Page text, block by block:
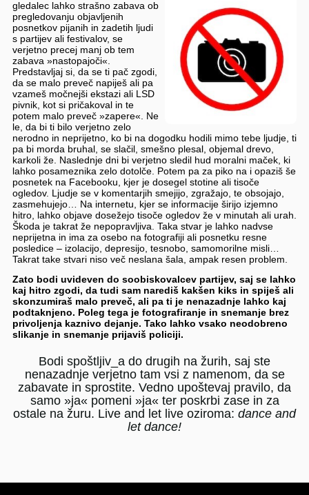
gledalec lahko strašno zabava ob
pregledovanju objavljenih
posnetkov pijanih in zadetih ljudi
s partijev ali festivalov, se
verjetno precej manj ob tem
zabava »nastopajoči«.
Predstavljaj si, da se ti pač zgodi,
da se malo preveč napiješ ali pa
vzameš močnejši ekstazi ali LSD
pivnik, kot si pričakoval in te
potem malo preveč »zapere«. Ne
le, da bi ti bilo verjetno zelo
nerodno in neprijetno, ko bi na dogodku hodili mimo tebe ljudje, ti
pa bi morda bruhal, se slačil, smešno plesal, objemal drevo,
karkoli že. Naslednje dni bi verjetno sledil hud moralni maček, ki
lahko posameznika zelo dotolče. Potem pa za piko na i opaziš še
posnetek na Facebooku, kjer je dosegel stotine ali tisoče
ogledov. Ljudje se v komentarjih smejijo, zgražajo, te obsojajo,
zasmehujejo… Na internetu, kjer se informacije širijo izjemno
hitro, lahko objave dosežejo tisoče ogledov že v minutah ali urah.
Škoda je takrat že nepopravljiva. Taka stvar je lahko nadvse
neprijetna in ima za osebo na fotografiji ali posnetku resne
posledice – izolacijo, depresijo, tesnobo, samomorilne misli…
Takrat take stvari niso več neslana šala, ampak resen problem.
Zato bodi uvideven do soobiskovalcev partijev, saj se lahko
kaj hitro zgodi, da tudi sam narediš kakšen kiks in spiješ ali
skonzumiraš malo preveč, ali pa ti je nenazadnje lahko kaj
podtaknjeno. Poleg tega je fotografiranje in snemanje brez
privoljenja kaznivo dejanje. Tako lahko vsako neodobreno
slikanje in snemanje prijaviš policiji.
Bodi spoštljiv_a do drugih na žurih, saj ste
nenazadnje verjetno tam vsi z namenom, da se
zabavate in sprostite. Vedno upoštevaj pravilo, da
samo »ja« pomeni »ja« ter poskrbi zase in za
ostale na žuru. Live and let live oziroma: dance and
let dance!